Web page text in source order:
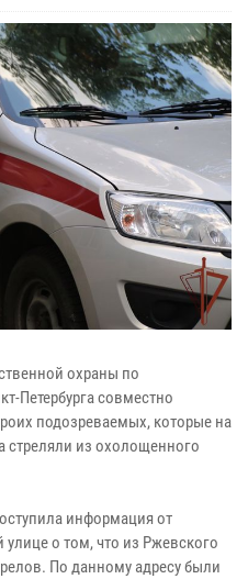
охраны по
Петербурга совместно
подозреваемых, которые на
стреляли из охолощенного
информация от
о том, что из Ржевского
По данному адресу были